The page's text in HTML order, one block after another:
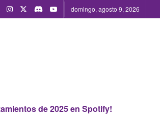
domingo, agosto 9, 2026
de 2025 en Spotify!